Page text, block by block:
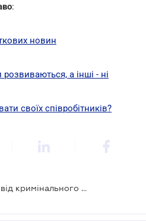
:
новин
а інші - ні
своїх співробітників?
Захист ТОП-менеджменту від кримінального переслідування